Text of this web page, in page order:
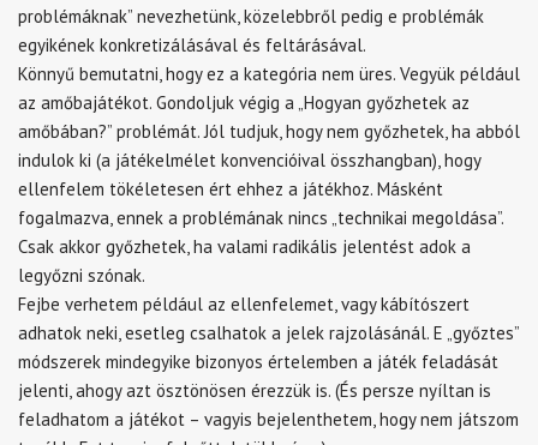
problémáknak” nevezhetünk, közelebbről pedig e problémák
egyikének konkretizálásával és feltárásával.
Könnyű bemutatni, hogy ez a kategória nem üres. Vegyük például
az amőbajátékot. Gondoljuk végig a „Hogyan győzhetek az
amőbában?” problémát. Jól tudjuk, hogy nem győzhetek, ha abból
indulok ki (a játékelmélet konvencióival összhangban), hogy
ellenfelem tökéletesen ért ehhez a játékhoz. Másként
fogalmazva, ennek a problémának nincs „technikai megoldása”.
Csak akkor győzhetek, ha valami radikális jelentést adok a
legyőzni szónak.
Fejbe verhetem például az ellenfelemet, vagy kábítószert
adhatok neki, esetleg csalhatok a jelek rajzolásánál. E „győztes”
módszerek mindegyike bizonyos értelemben a játék feladását
jelenti, ahogy azt ösztönösen érezzük is. (És persze nyíltan is
feladhatom a játékot – vagyis bejelenthetem, hogy nem játszom